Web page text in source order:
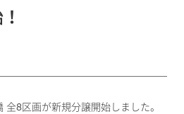
8区画が新規分譲開始しました。